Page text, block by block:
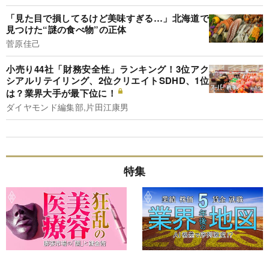
「見た目で損してるけど美味すぎる…」北海道で
見つけた“謎の食べ物”の正体
菅原佳己
小売り44社「財務安全性」ランキング！3位アク
シアルリテイリング、2位クリエイトSDHD、1位
は？業界大手が最下位に！
ダイヤモンド編集部,片田江康男
特集